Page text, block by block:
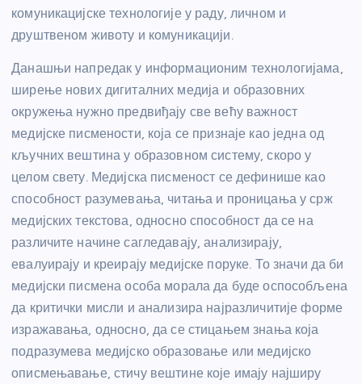
комуникацијске технологије у раду, личном и
друштвеном животу и комуникацији.
Данашњи напредак у информационим технологијама,
ширење нових дигиталних медија и образовних
окружења нужно предвиђају све већу важност
медијске писмености, која се признаје као једна од
кључних вештина у образовном систему, скоро у
целом свету. Медијска писменост се дефинише као
способност разумевања, читања и проницања у срж
медијских текстова, односно способност да се на
различите начине сагледавају, анализирају,
евалуирају и креирају медијске поруке. То значи да би
медијски писмена особа морала да буде оспособљена
да критички мисли и анализира најразличитије форме
изражавања, односно, да се стицањем знања која
подразумева медијско образовање или медијско
описмењавање, стичу вештине које имају најширу